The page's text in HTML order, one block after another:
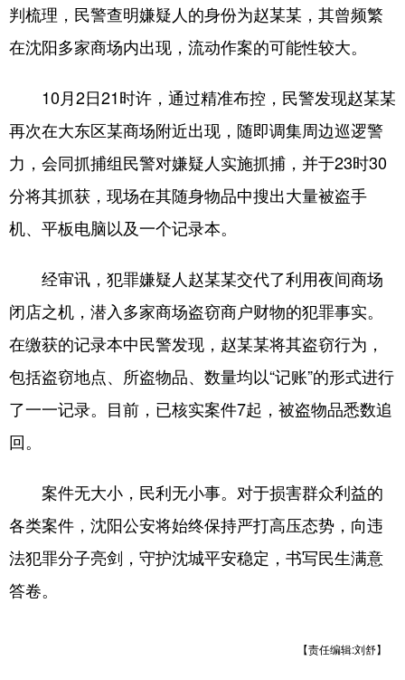
判梳理，民警查明嫌疑人的身份为赵某某，其曾频繁
在沈阳多家商场内出现，流动作案的可能性较大。
10月2日21时许，通过精准布控，民警发现赵某某
再次在大东区某商场附近出现，随即调集周边巡逻警
力，会同抓捕组民警对嫌疑人实施抓捕，并于23时30
分将其抓获，现场在其随身物品中搜出大量被盗手
机、平板电脑以及一个记录本。
经审讯，犯罪嫌疑人赵某某交代了利用夜间商场
闭店之机，潜入多家商场盗窃商户财物的犯罪事实。
在缴获的记录本中民警发现，赵某某将其盗窃行为，
包括盗窃地点、所盗物品、数量均以“记账”的形式进行
了一一记录。目前，已核实案件7起，被盗物品悉数追
回。
案件无大小，民利无小事。对于损害群众利益的
各类案件，沈阳公安将始终保持严打高压态势，向违
法犯罪分子亮剑，守护沈城平安稳定，书写民生满意
答卷。
【责任编辑:刘舒】